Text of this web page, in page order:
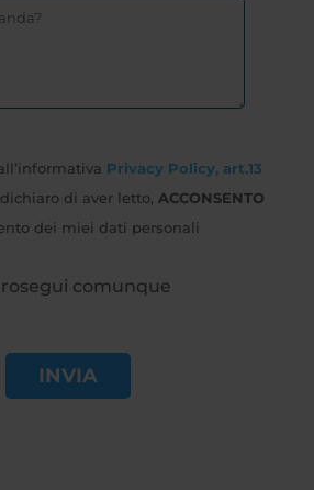
Privacy Policy, art.13
dichiaro di aver letto, ACCONSENTO
dei miei dati personali
comunque